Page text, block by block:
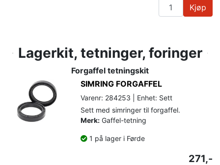
Kjøp
Lagerkit, tetninger, foringer
Forgaffel tetningskit
SIMRING FORGAFFEL
Varenr: 284253 | Enhet: Sett
Sett med simringer til forgaffel.
Merk: Gaffel-tetning
1 på lager i Førde
271,-